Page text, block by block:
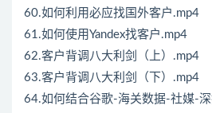
60.如何利用必应找国外客户.mp4
61.如何使用Yandex找客户.mp4
62.客户背调八大利剑（上）.mp4
63.客户背调八大利剑（下）.mp4
64.如何结合谷歌-海关数据-社媒-